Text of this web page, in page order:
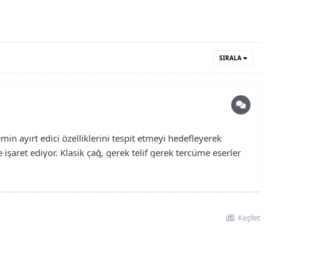
SIRALA
ayırt edici özelliklerini tespit etmeyi hedefleyerek
işaret ediyor. Klasik çağ, gerek telif gerek tercüme eserler
Keşfet